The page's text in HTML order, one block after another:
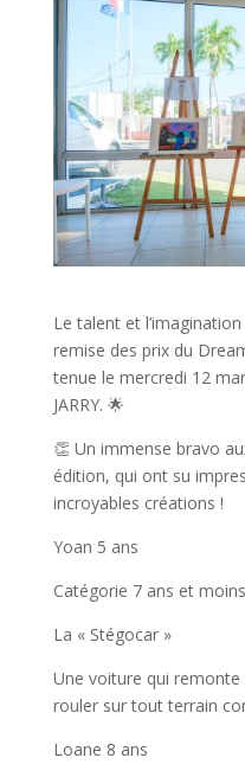
Le talent et
remise des prix du
tenue le mercredi 12
JARRY. 🌟
👏 Un immense bravo
édition, qui ont su
incroyables créations !
Yoan 5 ans
Catégorie 7 ans et moins
La « Stégocar »
Une voiture qui
rouler sur tout terrain
Loane 8 ans